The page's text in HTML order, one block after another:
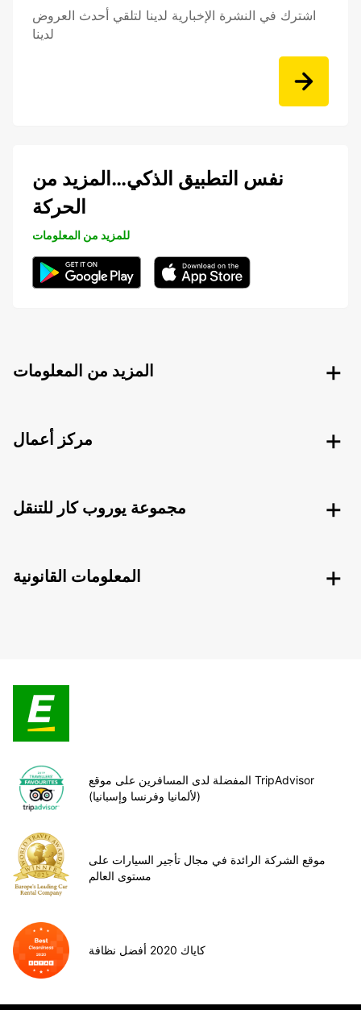
اشترك في النشرة الإخبارية لدينا لتلقي أحدث العروض
لدينا
نفس التطبيق الذكي…المزيد من
الحركة
للمزيد من المعلومات
المزيد من المعلومات
مركز أعمال
مجموعة يوروب كار للتنقل
المعلومات القانونية
المفضلة لدى المسافرين على موقع TripAdvisor
(لألمانيا وفرنسا وإسبانيا)
موقع الشركة الرائدة في مجال تأجير السيارات على
مستوى العالم
كاياك 2020 أفضل نظافة